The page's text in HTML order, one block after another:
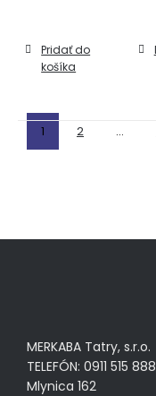
Pridať do
košíka
1 2 …
MERKABA Tatry, s.r.o.
TELEFÓN: 0911 515 888
Mlynica 162